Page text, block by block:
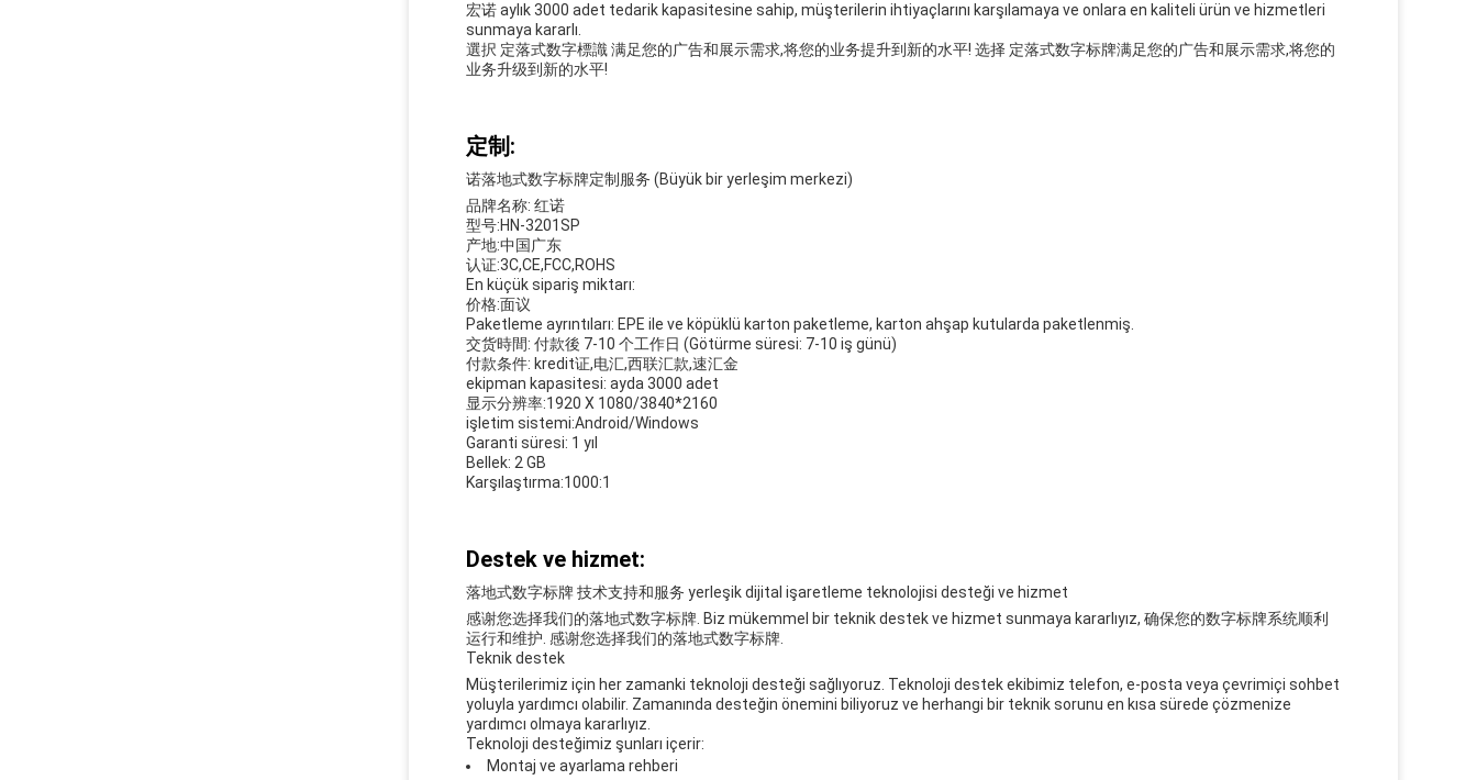
宏诺 aylık 3000 adet tedarik kapasitesine sahip, müşterilerin ihtiyaçlarını karşılamaya ve onlara en kaliteli ürün ve hizmetleri
sunmaya kararlı.
選択 定落式数字標識 满足您的广告和展示需求,将您的业务提升到新的水平! 选择 定落式数字标牌满足您的广告和展示需求,将您的
业务升级到新的水平!
定制:
诺落地式数字标牌定制服务 (Büyük bir yerleşim merkezi)
品牌名称: 红诺
型号:HN-3201SP
产地:中国广东
认证:3C,CE,FCC,ROHS
En küçük sipariş miktarı:
价格:面议
Paketleme ayrıntıları: EPE ile ve köpüklü karton paketleme, karton ahşap kutularda paketlenmiş.
交货時間: 付款後 7-10 个工作日 (Götürme süresi: 7-10 iş günü)
付款条件: kredit证,电汇,西联汇款,速汇金
ekipman kapasitesi: ayda 3000 adet
显示分辨率:1920 X 1080/3840*2160
işletim sistemi:Android/Windows
Garanti süresi: 1 yıl
Bellek: 2 GB
Karşılaştırma:1000:1
Destek ve hizmet:
落地式数字标牌 技术支持和服务 yerleşik dijital işaretleme teknolojisi desteği ve hizmet
感谢您选择我们的落地式数字标牌. Biz mükemmel bir teknik destek ve hizmet sunmaya kararlıyız, 确保您的数字标牌系统顺利
运行和维护. 感谢您选择我们的落地式数字标牌.
Teknik destek
Müşterilerimiz için her zamanki teknoloji desteği sağlıyoruz. Teknoloji destek ekibimiz telefon, e-posta veya çevrimiçi sohbet
yoluyla yardımcı olabilir. Zamanında desteğin önemini biliyoruz ve herhangi bir teknik sorunu en kısa sürede çözmenize
yardımcı olmaya kararlıyız.
Teknoloji desteğimiz şunları içerir:
Montaj ve ayarlama rehberi